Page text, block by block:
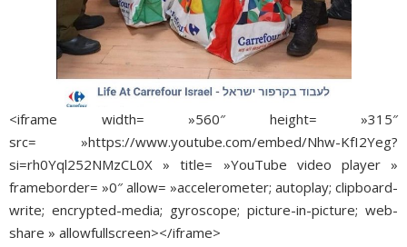
<iframe width= »560″ height= »315″
src= »https://www.youtube.com/embed/Nhw-KfI2Yeg?
si=rh0Yql252NMzCL0X » title= »YouTube video player »
frameborder= »0″ allow= »accelerometer; autoplay; clipboard-
write; encrypted-media; gyroscope; picture-in-picture; web-
share » allowfullscreen></iframe>